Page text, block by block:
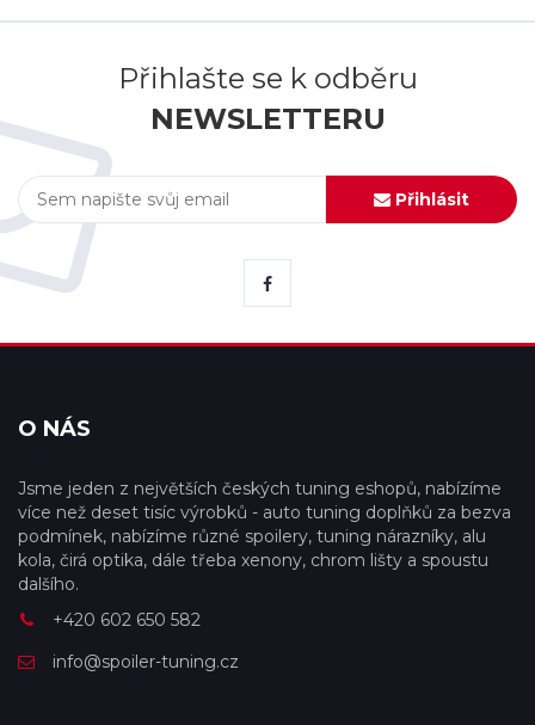
Přihlašte se k odběru
NEWSLETTERU
Přihlásit
O NÁS
Jsme jeden z největších českých tuning eshopů, nabízíme
více než deset tisíc výrobků - auto tuning doplňků za bezva
podmínek, nabízíme různé spoilery, tuning nárazníky, alu
kola, čirá optika, dále třeba xenony, chrom lišty a spoustu
dalšího.
+420 602 650 582
info@spoiler-tuning.cz